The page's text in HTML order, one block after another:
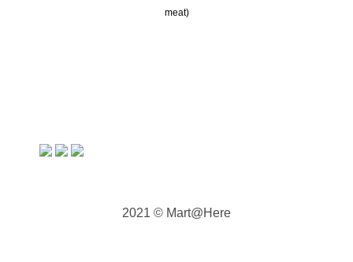
meat)
2021 © Mart@Here